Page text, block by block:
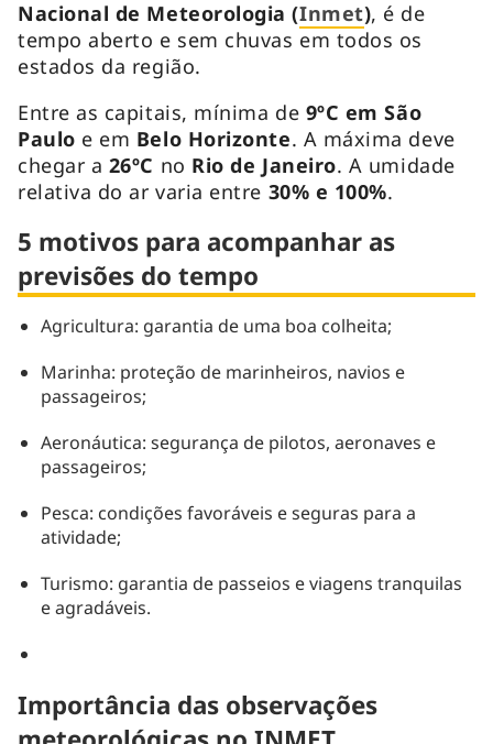
Nacional de Meteorologia (Inmet), é de
tempo aberto e sem chuvas em todos os
estados da região.
Entre as capitais, mínima de 9ºC em São
Paulo e em Belo Horizonte. A máxima deve
chegar a 26ºC no Rio de Janeiro. A umidade
relativa do ar varia entre 30% e 100%.
5 motivos para acompanhar as
previsões do tempo
Agricultura: garantia de uma boa colheita;
Marinha: proteção de marinheiros, navios e
passageiros;
Aeronáutica: segurança de pilotos, aeronaves e
passageiros;
Pesca: condições favoráveis e seguras para a
atividade;
Turismo: garantia de passeios e viagens tranquilas
e agradáveis.
Importância das observações